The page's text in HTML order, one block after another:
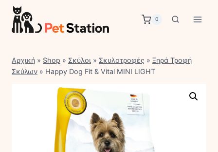
Skip
content
0
Αρχική » Shop » Σκύλοι » Σκυλοτροφές » Ξηρά Τροφή
Σκύλων » Happy Dog Fit & Vital MINI LIGHT